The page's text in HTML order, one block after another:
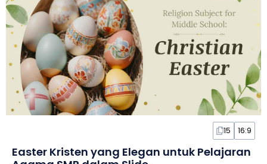
15 16:9
Easter Kristen yang Elegan untuk Pelajaran